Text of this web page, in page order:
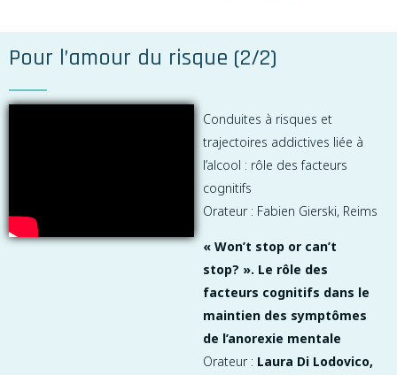
Pour l’amour du risque (2/2)
Conduites à risques et
trajectoires addictives liée à
l’alcool : rôle des facteurs
cognitifs
Orateur : Fabien Gierski, Reims
« Won’t stop or can’t
stop? ». Le rôle des
facteurs cognitifs dans le
maintien des symptômes
de l’anorexie mentale
Orateur : Laura Di Lodovico,